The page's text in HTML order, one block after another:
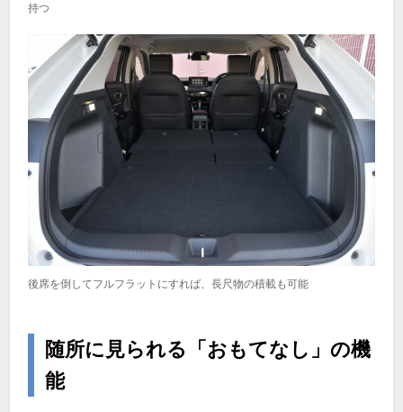
持つ
後席を倒してフルフラットにすれば、長尺物の積載も可能
随所に見られる「おもてなし」の機
能